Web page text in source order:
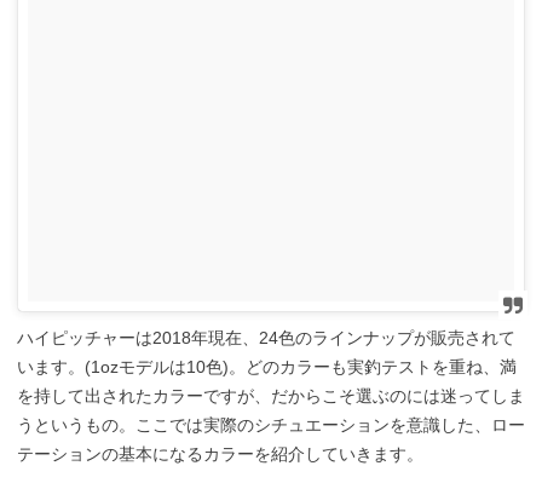
ハイピッチャーは2018年現在、24色のラインナップが販売されて
います。(1ozモデルは10色)。どのカラーも実釣テストを重ね、満
を持して出されたカラーですが、だからこそ選ぶのには迷ってしま
うというもの。ここでは実際のシチュエーションを意識した、ロー
テーションの基本になるカラーを紹介していきます。